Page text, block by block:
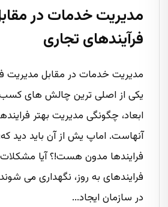
مدیریت خدمات در
فرآیندهای تجاری
مدیریت خدمات در مقابل مدیریت
یکی از اصلی ترین چالش های
ابعاد، چگونگی مدیریت بهتر
آنهاست. اماپ یش از آن باید دید که:
فرایندها مدون هست!؟ آیا
فرایندهای به روز، نگهداری می
در سازمان ایجاد...